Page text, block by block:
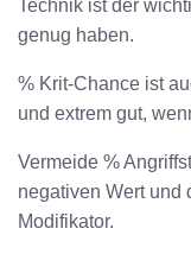
Technik ist der
genug haben.
% Krit-Chance ist
und extrem gut,
Vermeide %
negativen Wert und
Modifikator.